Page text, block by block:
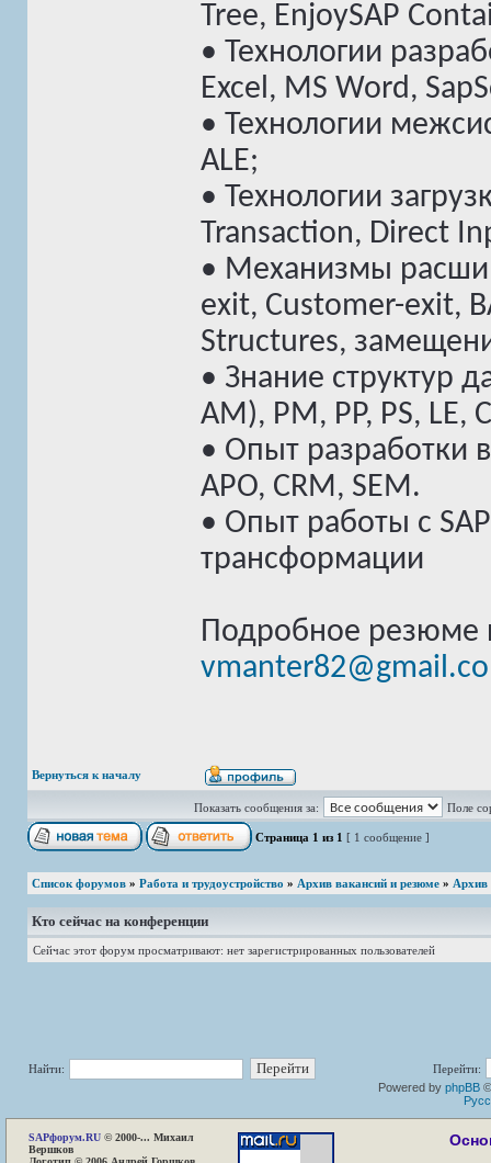
Tree, EnjoySAP
• Технологии
Excel, MS Word,
• Технологии
ALE;
• Технологии
Transaction, Direct
• Механизмы
exit, Customer-exit,
Structures,
• Знание структур
AM), PM, PP, PS, LE,
• Опыт разработки
APO, CRM, SEM.
• Опыт работы с
трансформации
Подробное резюме
Вернуться к началу
Показать сообщения за: Поле
Страница 1 из 1 [ 1 сообщение ]
Список форумов » Работа и трудоустройство » Архив вакансий и резюме » Архив
Кто сейчас на конференции
Сейчас этот форум просматривают: нет зарегистрированных пользователей
Найти:
Перейти:
Powered by phpBB
SAPфорум.RU © 2000-... Михаил
Вершков